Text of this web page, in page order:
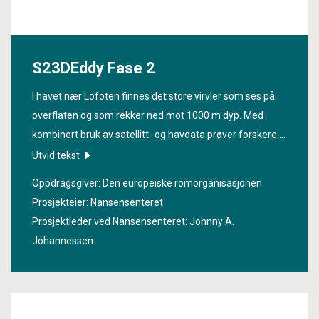
S23DEddy Fase 2
I havet nær Lofoten finnes det store virvler som ses på
overflaten og som rekker ned mot 1000 m dyp. Med
kombinert bruk av satellitt- og havdata prøver forskere i
prosjektet « Synergy to Characterisation of 3D Eddy
karakteriserer strømmene, hva er betydningen deres for
økosystemet i området og hvordan påvirkes samspillet
mellom atmosfæren og havet?[/vc_column_text]
Utvid tekst
Oppdragsgiver: Den europeiske romorganisasjonen
Prosjekteier: Nansensenteret
Prosjektleder ved Nansensenteret: Johnny A.
Johannessen